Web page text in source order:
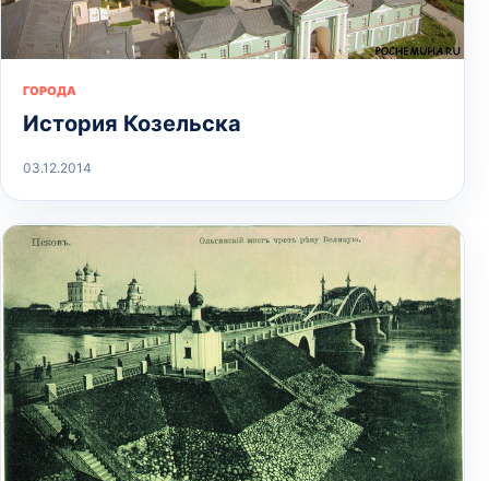
ГОРОДА
История Козельска
03.12.2014